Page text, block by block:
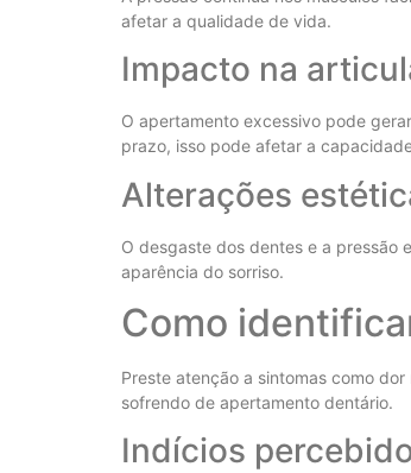
afetar a qualidade de vida.
Impacto na
O apertamento excessivo pode
prazo, isso pode afetar a
Alterações
O desgaste dos dentes e a pressão
aparência do sorriso.
Como
Preste atenção a sintomas como
sofrendo de apertamento dentário.
Indícios